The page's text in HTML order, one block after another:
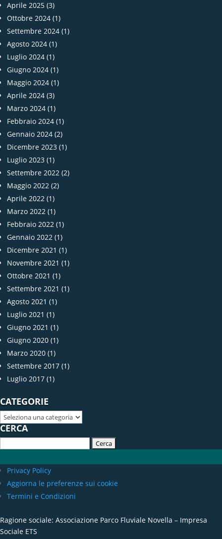
Aprile 2025 (3)
Ottobre 2024 (1)
Settembre 2024 (1)
Agosto 2024 (1)
Luglio 2024 (1)
Giugno 2024 (1)
Maggio 2024 (1)
Aprile 2024 (3)
Marzo 2024 (1)
Febbraio 2024 (1)
Gennaio 2024 (2)
Dicembre 2023 (1)
Luglio 2023 (1)
Settembre 2022 (2)
Maggio 2022 (2)
Aprile 2022 (1)
Marzo 2022 (1)
Febbraio 2022 (1)
Gennaio 2022 (1)
Dicembre 2021 (1)
Novembre 2021 (1)
Ottobre 2021 (1)
Settembre 2021 (1)
Agosto 2021 (1)
Luglio 2021 (1)
Giugno 2021 (1)
Giugno 2020 (1)
Marzo 2020 (1)
Settembre 2017 (1)
Luglio 2017 (1)
CATEGORIE
Categorie
CERCA
Privacy Policy
Aggiorna le preferenze sui cookie
Termini e Condizioni
Ragione sociale: Associazione Parco Fluviale Novella – Impresa
Sociale ETS